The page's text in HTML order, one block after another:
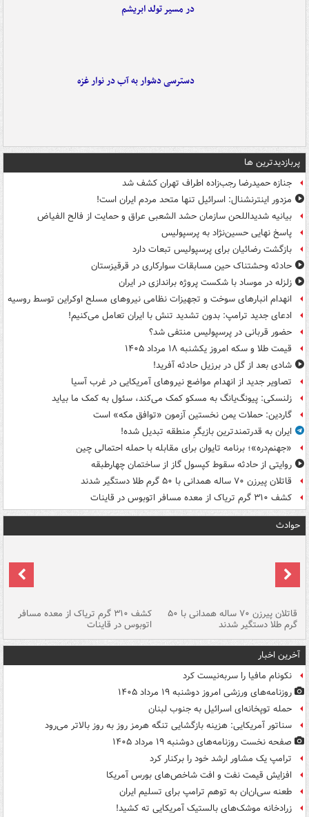
در مسیر تولد ابریشم
دسترسی دشوار به آب در نوار غزه
پربازدیدترین ها
جنازه حمیدرضا رجب‌زاده اطراف تهران کشف شد
مزدور اینترنشنال: اسرائیل تنها متحد مردم ایران است!
بیانیه شدیداللحن سازمان حشد الشعبی عراق و حمایت از فالح الفیاض
پاسخ نهایی حسین‌نژاد به پرسپولیس
بازگشت رضائیان برای پرسپولیس تبعات دارد
حادثه وحشتناک حین مسابقات سوارکاری در قرقیزستان
زلزله در موساد با شکست پروژه براندازی در ایران
انهدام انبارهای سوخت و تجهیزات نظامی نیروهای مسلح اوکراین توسط روسیه
ادعای جدید ترامپ: بدون تشدید تنش با ایران تعامل می‌کنیم!
حضور قربانی در پرسپولیس منتفی شد؟
قیمت طلا و سکه امروز یکشنبه ۱۸ مرداد ۱۴۰۵
شادی بعد از گل در برزیل حادثه آفرید!
تصاویر جدید از انهدام مواضع نیروهای آمریکایی در غرب آسیا
زلنسکی: پیونگ‌یانگ به مسکو کمک می‌کند، سئول به کمک ما بیاید
گاردین: حملات یمن نخستین آزمون «توافق مکه» است
ایران به قدرتمندترین بازیگرِ منطقه تبدیل شده!
«جهنم‌دره»؛ برنامه تایوان برای مقابله با حمله احتمالی چین
روایتی از حادثه سقوط کپسول گاز از ساختمان چهارطبقه
قاتلان پیرزن ۷۰ ساله همدانی با ۵۰ گرم طلا دستگیر شدند
کشف ۳۱۰ گرم تریاک از معده مسافر اتوبوس در قاینات
حوادث
قاتلان پیرزن ۷۰ ساله همدانی با ۵۰
گرم طلا دستگیر شدند
کشف ۳۱۰ گرم تریاک از معده مسافر
اتوبوس در قاینات
آخرین اخبار
نکونام مافیا را سربه‌نیست کرد
روزنامه‌های ورزشی امروز دوشنبه ۱۹ مرداد ۱۴۰۵
حمله توپخانه‌ای اسرائیل به جنوب لبنان
سناتور آمریکایی: هزینه بازگشایی تنگه هرمز روز به روز بالاتر می‌رود
صفحه نخست روزنامه‌های دوشنبه ۱۹ مرداد ۱۴۰۵
ترامپ یک مشاور ارشد خود را برکنار کرد
افزایش قیمت نفت و افت شاخص‌های بورس آمریکا
طعنه سی‌ان‌ان به توهم ترامپ برای تسلیم ایران
زرادخانه موشک‌های بالستیک آمریکایی ته کشید!